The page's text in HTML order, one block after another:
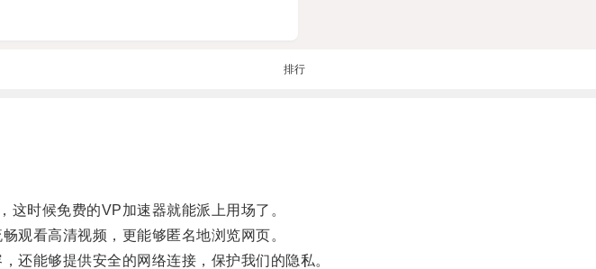
排行
时候免费的VP加速器就能派上用场了。
看高清视频，更能够匿名地浏览网页。
能够提供安全的网络连接，保护我们的隐私。